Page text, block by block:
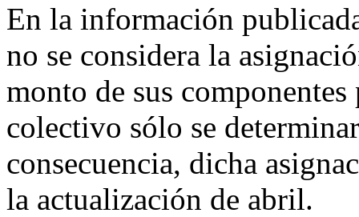
En la información
no se considera la
monto de sus
colectivo sólo se
consecuencia, dicha
la actualización de abril.